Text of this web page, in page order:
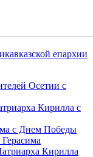
епархии
Осетии с
Кирилла с
с Днем Победы
Кирилла